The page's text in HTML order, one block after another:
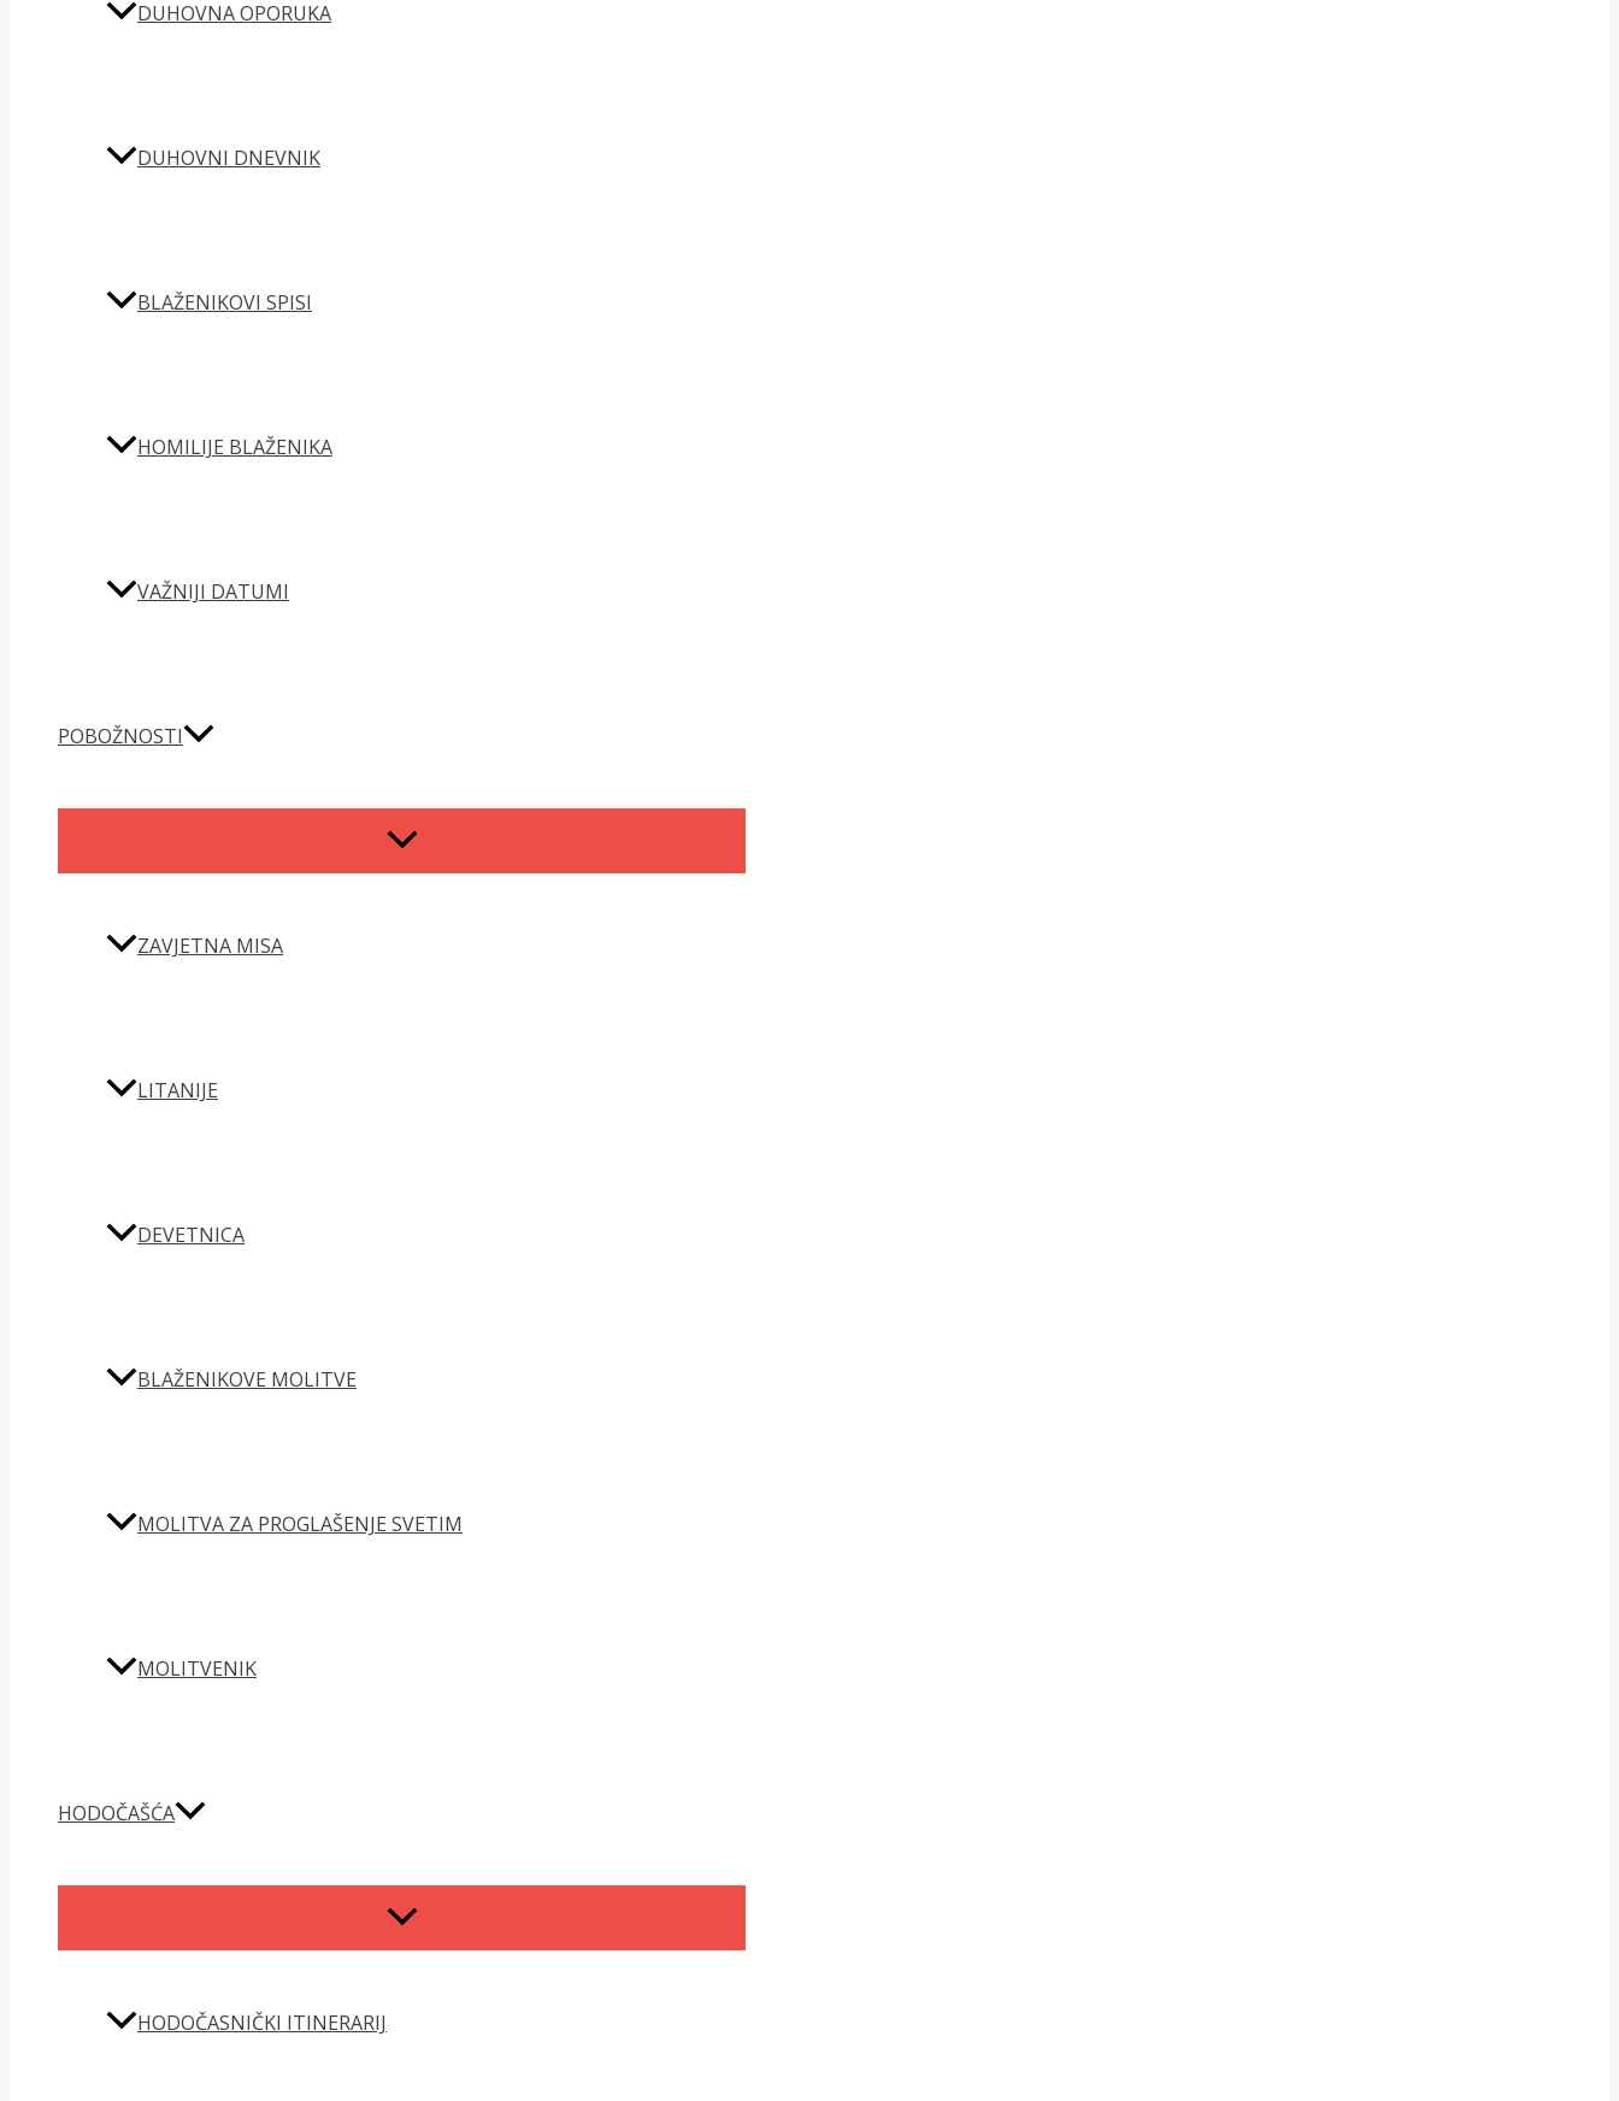
DUHOVNA OPORUKA
DUHOVNI DNEVNIK
BLAŽENIKOVI SPISI
HOMILIJE BLAŽENIKA
VAŽNIJI DATUMI
POBOŽNOSTI
MENU
TOGGLE
ZAVJETNA MISA
LITANIJE
DEVETNICA
BLAŽENIKOVE MOLITVE
MOLITVA ZA PROGLAŠENJE SVETIM
MOLITVENIK
HODOČAŠĆA
MENU
TOGGLE
HODOČASNIČKI ITINERARIJ